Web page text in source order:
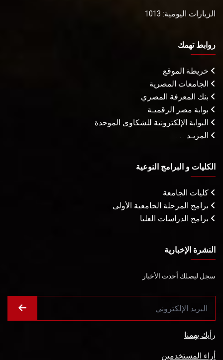
الزيارات اليومية: 1013
روابط تهمك
خريطة الموقع
الجامعات المصرية
بنك المعرفة المصري
بوابة مصر الرقميـة
البوابة الإلكترونية للشكاوى الموحدة
المزيـد . . .
الكليات و البرامج النوعية
كليات الجامعة
برامج المرحلة الجامعية الأولى
برامج الدراسات العليا
النشرة الإخبارية
سجل ليصلك أحدث الأخبار
رأيك يهمنا
أراء المستخدمين